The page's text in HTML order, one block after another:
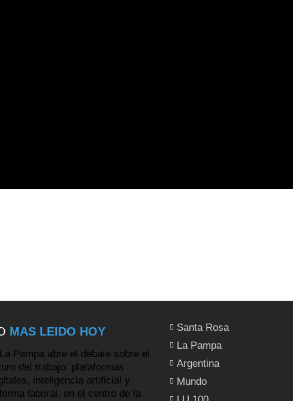
MAS LEIDO HOY
Santa Rosa
La Pampa
Argentina
Mundo